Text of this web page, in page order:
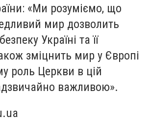
«Ми розуміємо, що
мир дозволить
Україні та її
зміцнить мир у Європі
роль Церкви в цій
важливою».